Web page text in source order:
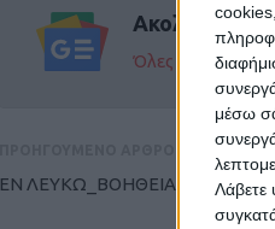
μέσω
Λάβετε
Ακολούθησε
Όλες οι
ΕΝ ΛΕΥΚΩ_ΒΟΗΘΕΙΑ ΣΤΟΥΣ